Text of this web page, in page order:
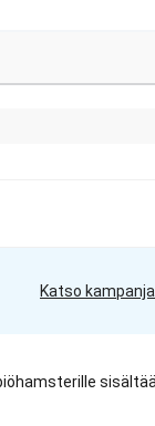
Katso kampanja